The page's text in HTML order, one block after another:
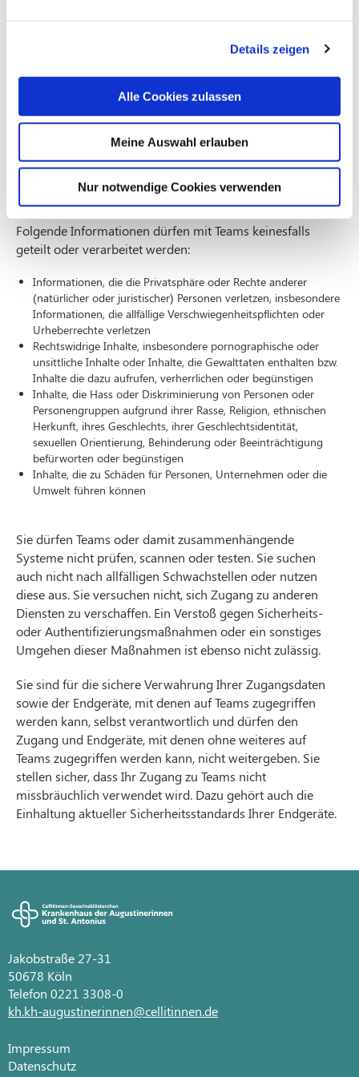
Details zeigen
Alle Cookies zulassen
Meine Auswahl erlauben
Nur notwendige Cookies verwenden
Union auf diese Daten zugreifen können, wenn dies aus
Informationen, die Sie mit Teams teilen. Aus diesem Grund
ist äußerste Sensibilität beim Austausch von Informationen
mit Teams geboten und es ist nicht gestattet, besondere
Kategorien personenbezogener Daten in Teams zu
Zustimmung erteilt hat.
Folgende Informationen dürfen mit Teams keinesfalls
geteilt oder verarbeitet werden:
Informationen, die die Privatsphäre oder Rechte anderer
(natürlicher oder juristischer) Personen verletzen, insbesondere
Informationen, die allfällige Verschwiegenheitspflichten oder
Urheberrechte verletzen
Rechtswidrige Inhalte, insbesondere pornographische oder
unsittliche Inhalte oder Inhalte, die Gewalttaten enthalten bzw.
Inhalte die dazu aufrufen, verherrlichen oder begünstigen
Inhalte, die Hass oder Diskriminierung von Personen oder
Personengruppen aufgrund ihrer Rasse, Religion, ethnischen
Herkunft, ihres Geschlechts, ihrer Geschlechtsidentität,
sexuellen Orientierung, Behinderung oder Beeinträchtigung
befürworten oder begünstigen
Inhalte, die zu Schäden für Personen, Unternehmen oder die
Umwelt führen können
Sie dürfen Teams oder damit zusammenhängende
Systeme nicht prüfen, scannen oder testen. Sie suchen
auch nicht nach allfälligen Schwachstellen oder nutzen
diese aus. Sie versuchen nicht, sich Zugang zu anderen
Diensten zu verschaffen. Ein Verstoß gegen Sicherheits-
oder Authentifizierungsmaßnahmen oder ein sonstiges
Umgehen dieser Maßnahmen ist ebenso nicht zulässig.
Sie sind für die sichere Verwahrung Ihrer Zugangsdaten
sowie der Endgeräte, mit denen auf Teams zugegriffen
werden kann, selbst verantwortlich und dürfen den
Zugang und Endgeräte, mit denen ohne weiteres auf
Teams zugegriffen werden kann, nicht weitergeben. Sie
stellen sicher, dass Ihr Zugang zu Teams nicht
missbräuchlich verwendet wird. Dazu gehört auch die
Einhaltung aktueller Sicherheitsstandards Ihrer Endgeräte.
Jakobstraße 27-31
50678 Köln
Telefon 0221 3308-0
kh.kh-augustinerinnen@cellitinnen.de
Impressum
Datenschutz